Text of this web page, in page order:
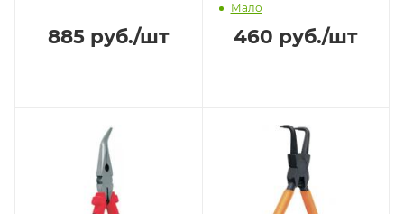
885руб./шт
сталь 200мм Стандарт
FIT
Мало
460 руб./шт